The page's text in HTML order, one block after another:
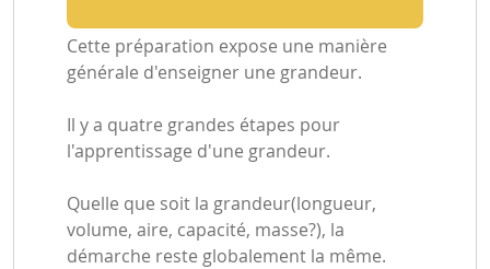
Cette préparation expose une manière
générale d'enseigner une grandeur.
Il y a quatre grandes étapes pour
l'apprentissage d'une grandeur.
Quelle que soit la grandeur(longueur,
volume, aire, capacité, masse?), la
démarche reste globalement la même.